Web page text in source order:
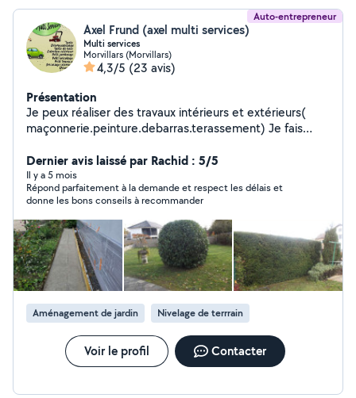
Auto-entrepreneur
Axel Frund (axel multi services)
Multi services
Morvillars (Morvillars)
4,3/5 (23 avis)
Présentation
Je peux réaliser des travaux intérieurs et extérieurs(
maçonnerie.peinture.debarras.terassement) Je fais
Dernier avis laissé par Rachid : 5/5
Il y a 5 mois
Répond parfaitement à la demande et respect les délais et
donne les bons conseils à recommander
Aménagement de jardin Nivelage de terrrain
Voir le profil Contacter